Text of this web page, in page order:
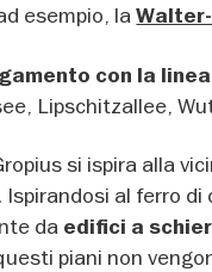
esempio, la
con la
Lipschitzallee,
si ispira alla
Ispirandosi al ferro di
da edifici a
piani non